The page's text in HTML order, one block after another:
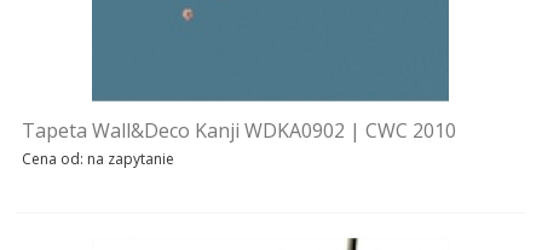
Tapeta Wall&Deco Kanji WDKA0902 | CWC 2010
Cena od: na zapytanie